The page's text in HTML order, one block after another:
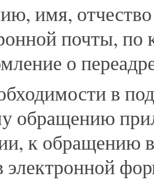
имя,
почты,
о
в
обращению
к обращению
электронной